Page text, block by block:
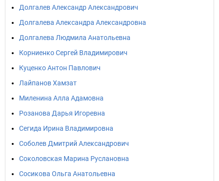
Долгалев Александр Александрович
Долгалева Александра Александровна
Долгалева Людмила Анатольевна
Корниенко Сергей Владимирович
Куценко Антон Павлович
Лайпанов Хамзат
Миленина Алла Адамовна
Розанова Дарья Игоревна
Сегида Ирина Владимировна
Соболев Дмитрий Александрович
Соколовская Марина Руслановна
Сосикова Ольга Анатольевна